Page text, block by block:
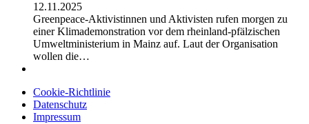
12.11.2025
Greenpeace-Aktivistinnen und Aktivisten rufen morgen zu
einer Klimademonstration vor dem rheinland-pfälzischen
Umweltministerium in Mainz auf. Laut der Organisation
wollen die…
Cookie-Richtlinie
Datenschutz
Impressum